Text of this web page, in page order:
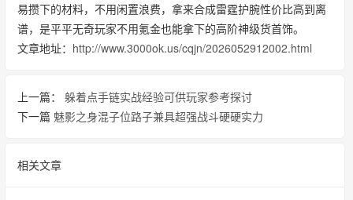
易攒下的材料，不用闲置浪费，拿来合成雷霆护腕性价比高到离
谱，是平平无奇玩家不用氪金也能拿下的高阶神级货首饰。
文章地址： http://www.3000ok.us/cqjn/2026052912002.html
上一篇： 躲着点手链实战经验可供玩家参考探讨
下一篇 魅影之身混子位路子兼具超强战斗硬硬实力
相关文章